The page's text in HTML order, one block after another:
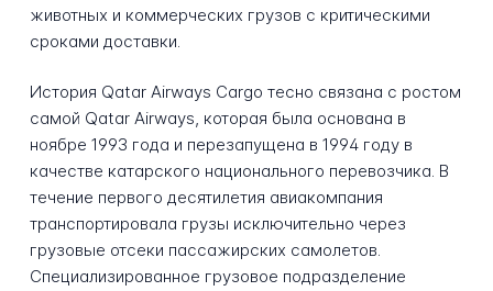
животных и коммерческих грузов с критическими
сроками доставки.
История Qatar Airways Cargo тесно связана с ростом
самой Qatar Airways, которая была основана в
ноябре 1993 года и перезапущена в 1994 году в
качестве катарского национального перевозчика. В
течение первого десятилетия авиакомпания
транспортировала грузы исключительно через
грузовые отсеки пассажирских самолетов.
Специализированное грузовое подразделение